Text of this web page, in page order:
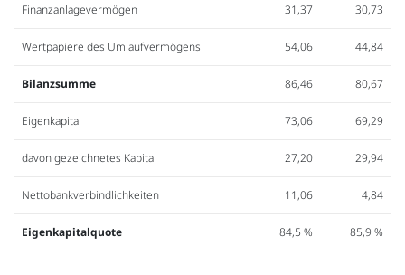
Finanzanlagevermögen 31,37 30,73
Wertpapiere des Umlaufvermögens 54,06 44,84
Bilanzsumme 86,46 80,67
Eigenkapital 73,06 69,29
davon gezeichnetes Kapital 27,20 29,94
Nettobankverbindlichkeiten 11,06 4,84
Eigenkapitalquote 84,5 % 85,9 %